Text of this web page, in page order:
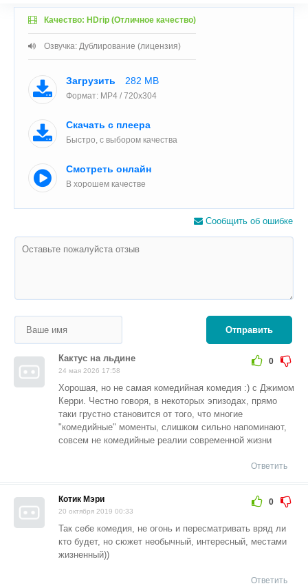
Качество: HDrip (Отличное качество)
Озвучка: Дублирование (лицензия)
Загрузить 282 MB
Формат: MP4 / 720x304
Скачать с плеера
Быстро, с выбором качества
Смотреть онлайн
В хорошем качестве
Сообщить об ошибке
Отправить
0
Кактус на льдине
24 мая 2026 17:58
Хорошая, но не самая комедийная комедия :) с Джимом
Керри. Честно говоря, в некоторых эпизодах, прямо
таки грустно становится от того, что многие
"комедийные" моменты, слишком сильно напоминают,
совсем не комедийные реалии современной жизни
Ответить
0
Котик Мэри
20 октября 2019 00:33
Так себе комедия, не огонь и пересматривать вряд ли
кто будет, но сюжет необычный, интересный, местами
жизненный))
Ответить